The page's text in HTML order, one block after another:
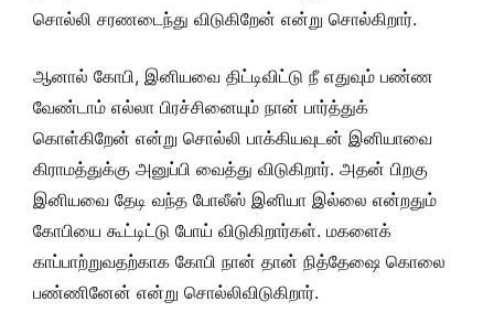
சொல்லி சரணடைந்து விடுகிறேன் என்று சொல்கிறார்.
ஆனால் கோபி, இனியவை திட்டிவிட்டு நீ எதுவும் பண்ண
வேண்டாம் எல்லா பிரச்சினையும் நான் பார்த்துக்
கொள்கிறேன் என்று சொல்லி பாக்கியவுடன் இனியாவை
கிராமத்துக்கு அனுப்பி வைத்து விடுகிறார். அதன் பிறகு
இனியவை தேடி வந்த போலீஸ் இனியா இல்லை என்றதும்
கோபியை கூட்டிட்டு போய் விடுகிறார்கள். மகளைக்
காப்பாற்றுவதற்காக கோபி நான் தான் நித்தேஷை கொலை
பண்ணினேன் என்று சொல்லிவிடுகிறார்.